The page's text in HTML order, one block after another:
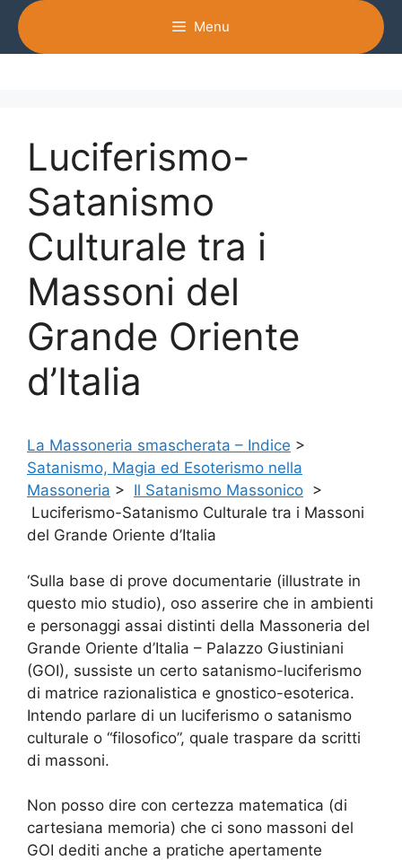
Vai
contenuto
Menu
Luciferismo-
Satanismo
Culturale tra i
Massoni del
Grande Oriente
d’Italia
La Massoneria smascherata – Indice >
Satanismo, Magia ed Esoterismo nella
Massoneria > Il Satanismo Massonico >
Luciferismo-Satanismo Culturale tra i Massoni
del Grande Oriente d’Italia
‘Sulla base di prove documentarie (illustrate in
questo mio studio), oso asserire che in ambienti
e personaggi assai distinti della Massoneria del
Grande Oriente d’Italia – Palazzo Giustiniani
(GOI), sussiste un certo satanismo-luciferismo
di matrice razionalistica e gnostico-esoterica.
Intendo parlare di un luciferismo o satanismo
culturale o “filosofico”, quale traspare da scritti
di massoni.
Non posso dire con certezza matematica (di
cartesiana memoria) che ci sono massoni del
GOI dediti anche a pratiche apertamente